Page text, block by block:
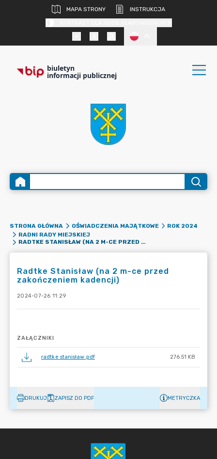
MAPA STRONY
INSTRUKCJA
biuletyn
informacji publicznej
STRONA GŁÓWNA OŚWIADCZENIA MAJĄTKOWE
ROK 2024
RADNI RADY MIEJSKIEJ
RADTKE STANISŁAW (NA 2 M-CE PRZED ZAKOŃCZENIEM KADENCJI)
Radtke Stanisław (na 2 m-ce przed
zakończeniem kadencji)
2024-07-26 11:29
ZAŁĄCZNIKI
radtke stanisław.pdf 276.51 KB
DRUKUJ ZAPISZ DO PDF METRYCZKA